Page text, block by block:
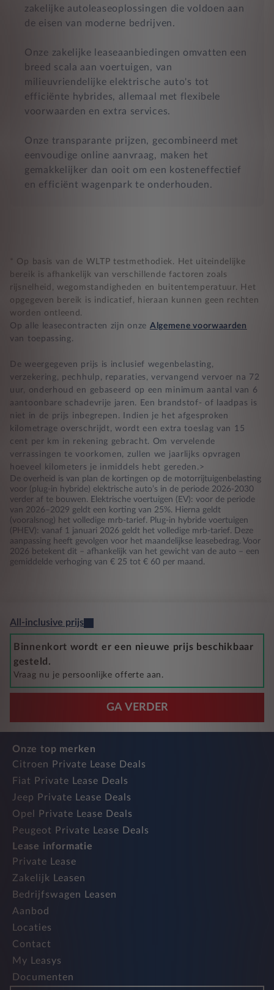
zakelijke autoleaseoplossingen die voldoen aan
de eisen van moderne bedrijven.
Onze zakelijke leaseaanbiedingen omvatten een
breed scala aan voertuigen, van
milieuvriendelijke elektrische auto's tot
efficiënte hybrides, allemaal met flexibele
voorwaarden en extra services.
Onze transparante prijzen, gecombineerd met
eenvoudige online aanvraag, maken het
gemakkelijker dan ooit om een kosteneffectief
en efficiënt wagenpark te onderhouden.
* Op basis van de WLTP testmethodiek. Het uiteindelijke
bereik is afhankelijk van verschillende factoren zoals
rijsnelheid, wegomstandigheden en buitentemperatuur. Het
opgegeven bereik is indicatief, hieraan kunnen geen rechten
worden ontleend.
Op alle leasecontracten zijn onze Algemene voorwaarden
van toepassing.
De weergegeven prijs is inclusief wegenbelasting,
verzekering, pechhulp, reparaties, vervangend vervoer na 72
uur, onderhoud en gebaseerd op een minimum aantal van 6
aantoonbare schadevrije jaren. Een brandstof- of laadpas is
niet in de prijs inbegrepen. Indien je het afgesproken
kilometrage overschrijdt, wordt een extra toeslag van 15
cent per km in rekening gebracht. Om vervelende
verrassingen te voorkomen, zullen we jaarlijks opvragen
hoeveel kilometers je inmiddels hebt gereden.>
De overheid is van plan de kortingen op de motorrijtuigenbelasting
voor (plug-in hybride) elektrische auto’s in de periode 2026-2030
verder af te bouwen. Elektrische voertuigen (EV): voor de periode
van 2026–2029 geldt een korting van 25%. Hierna geldt
(vooralsnog) het volledige mrb-tarief. Plug-in hybride voertuigen
(PHEV): vanaf 1 januari 2026 geldt het volledige mrb-tarief. Deze
aanpassing heeft gevolgen voor het maandelijkse leasebedrag. Voor
2026 betekent dit – afhankelijk van het gewicht van de auto – een
gemiddelde verhoging van € 25 tot € 60 per maand.
All-inclusive prijs
Binnenkort wordt er een nieuwe prijs beschikbaar
gesteld.
Vraag nu je persoonlijke offerte aan.
GA VERDER
Onze top merken
Citroen Private Lease Deals
Fiat Private Lease Deals
Jeep Private Lease Deals
Opel Private Lease Deals
Peugeot Private Lease Deals
Lease informatie
Private Lease
Zakelijk Leasen
Bedrijfswagen Leasen
Aanbod
Locaties
Contact
My Leasys
Documenten